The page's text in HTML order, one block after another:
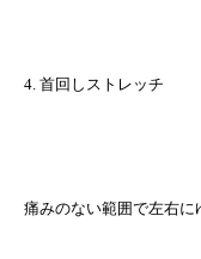
4. 首回しストレッチ
痛みのない範囲で左右に